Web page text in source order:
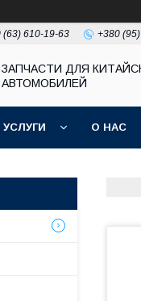
(63) 610-19-63 +380
ЗАПЧАСТИ ДЛЯ
АВТОМОБИЛЕЙ
О НАС